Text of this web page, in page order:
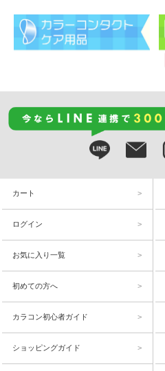
カート
ログイン
お気に入り一覧
初めての方へ
カラコン初心者ガイド
ショッピングガイド